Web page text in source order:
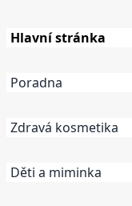
Hlavní stránka
Poradna
Zdravá kosmetika
Děti a miminka